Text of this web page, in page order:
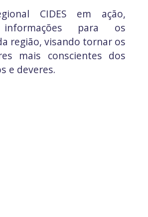
CIDES em ação,
para os
região, visando tornar os
mais conscientes dos
e deveres.